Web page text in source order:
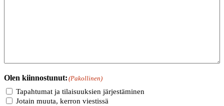
Olen kiinnostunut: (Pakollinen)
Tapahtumat ja tilaisuuksien järjestäminen
Jotain muuta, kerron viestissä